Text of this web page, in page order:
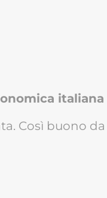
italiana
Così buono